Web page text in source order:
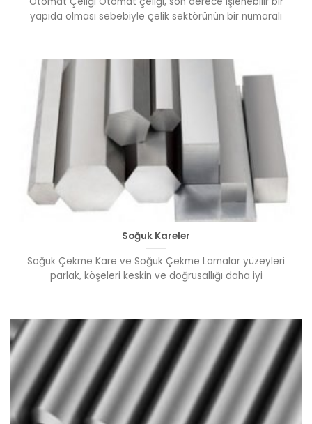
yapıda olması sebebiyle çelik sektörünün bir numaralı
Soğuk Kareler
Soğuk Çekme Kare ve Soğuk Çekme Lamalar yüzeyleri
parlak, köşeleri keskin ve doğrusallığı daha iyi